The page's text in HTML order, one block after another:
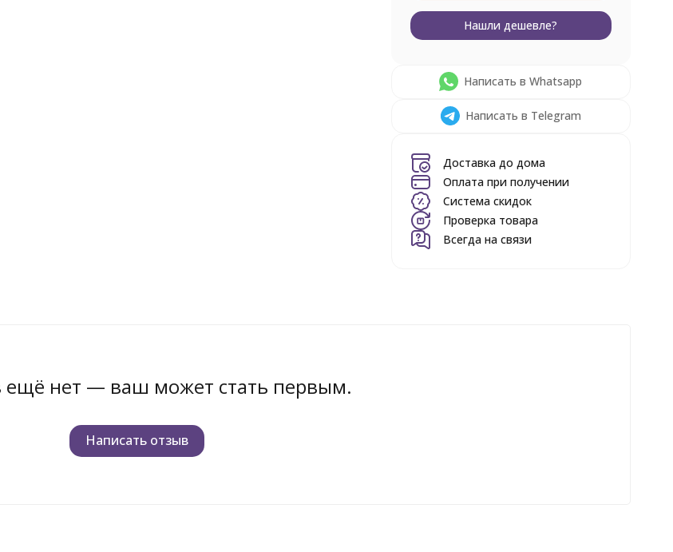
Нашли дешевле?
Написать в Whatsapp
Написать в Telegram
Доставка до дома
Оплата при получении
Система скидок
Проверка товара
Всегда на связи
ещё нет — ваш может стать первым.
Написать отзыв